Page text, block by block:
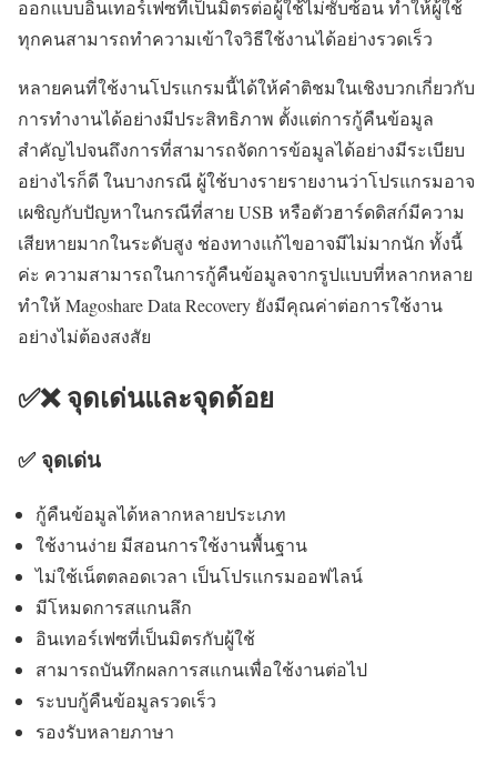
ออกแบบอินเทอร์เฟซที่เป็นมิตรต่อผู้ใช้ไม่ซับซ้อน ทำให้ผู้ใช้
ทุกคนสามารถทำความเข้าใจวิธีใช้งานได้อย่างรวดเร็ว
หลายคนที่ใช้งานโปรแกรมนี้ได้ให้คำติชมในเชิงบวกเกี่ยวกับ
การทำงานได้อย่างมีประสิทธิภาพ ตั้งแต่การกู้คืนข้อมูล
สำคัญไปจนถึงการที่สามารถจัดการข้อมูลได้อย่างมีระเบียบ
อย่างไรก็ดี ในบางกรณี ผู้ใช้บางรายรายงานว่าโปรแกรมอาจ
เผชิญกับปัญหาในกรณีที่สาย USB หรือตัวฮาร์ดดิสก์มีความ
เสียหายมากในระดับสูง ช่องทางแก้ไขอาจมีไม่มากนัก ทั้งนี้
ค่ะ ความสามารถในการกู้คืนข้อมูลจากรูปแบบที่หลากหลาย
ทำให้ Magoshare Data Recovery ยังมีคุณค่าต่อการใช้งาน
อย่างไม่ต้องสงสัย
✅❌ จุดเด่นและจุดด้อย
✅ จุดเด่น
กู้คืนข้อมูลได้หลากหลายประเภท
ใช้งานง่าย มีสอนการใช้งานพื้นฐาน
ไม่ใช้เน็ตตลอดเวลา เป็นโปรแกรมออฟไลน์
มีโหมดการสแกนลึก
อินเทอร์เฟซที่เป็นมิตรกับผู้ใช้
สามารถบันทึกผลการสแกนเพื่อใช้งานต่อไป
ระบบกู้คืนข้อมูลรวดเร็ว
รองรับหลายภาษา